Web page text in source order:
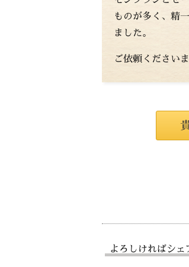
ものが多く、精
ました。
ご依頼ください
よろしければシ